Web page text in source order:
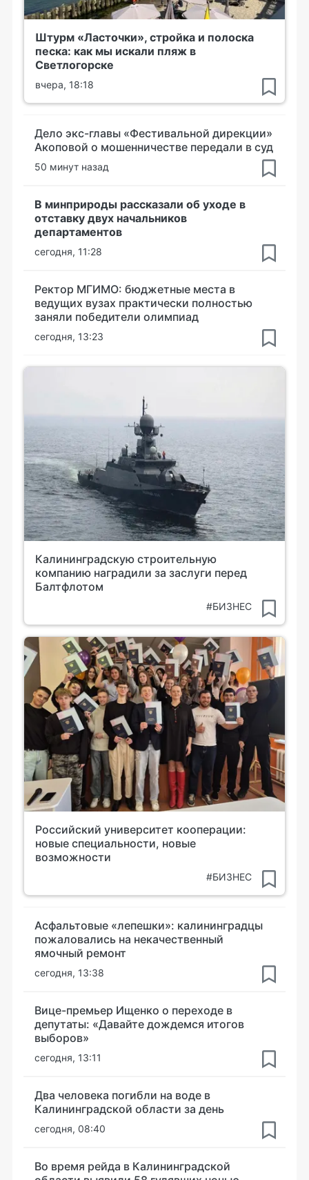
Штурм «Ласточки», стройка и полоска
песка: как мы искали пляж в
Светлогорске
вчера, 18:18
Дело экс-главы «Фестивальной дирекции»
Акоповой о мошенничестве передали в суд
50 минут назад
В минприроды рассказали об уходе в
отставку двух начальников
департаментов
сегодня, 11:28
Ректор МГИМО: бюджетные места в
ведущих вузах практически полностью
заняли победители олимпиад
сегодня, 13:23
Калининградскую строительную
компанию наградили за заслуги перед
Балтфлотом
#БИЗНЕС
Российский университет кооперации:
новые специальности, новые
возможности
#БИЗНЕС
Асфальтовые «лепешки»: калининградцы
пожаловались на некачественный
ямочный ремонт
сегодня, 13:38
Вице-премьер Ищенко о переходе в
депутаты: «Давайте дождемся итогов
выборов»
сегодня, 13:11
Два человека погибли на воде в
Калининградской области за день
сегодня, 08:40
Во время рейда в Калининградской